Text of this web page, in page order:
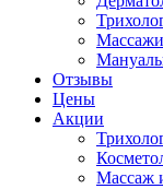
Отзывы
Цены
Акции
Массаж